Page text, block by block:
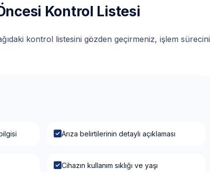
Kontrol Listesi
kontrol listesini gözden geçirmeniz, işlem sürecini
Arıza belirtilerinin detaylı açıklaması
Cihazın kullanım sıklığı ve yaşı